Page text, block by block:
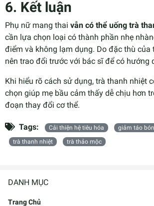
DANH MỤC
Trang Chủ
6. Kết luận
Phụ nữ mang thai vẫn có thể uống trà
cần lựa chọn loại có thành phần nhẹ
điểm và không lạm dụng. Do đặc thù của
nên trao đổi trước với bác sĩ để có hướng
Khi hiểu rõ cách sử dụng, trà thanh nhiệt
chọn giúp mẹ bầu cảm thấy dễ chịu hơn
đoạn thay đổi cơ thể.
Tags: Cải thiện hệ tiêu hóa giảm táo bón
trà thanh nhiệt
trà thảo mộc